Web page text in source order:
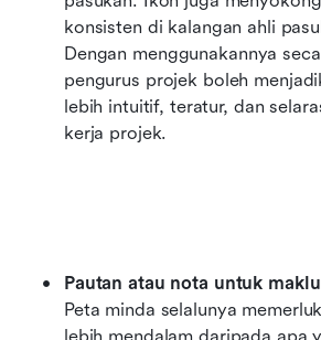
konsisten di kalangan ahli
Dengan menggunakannya
pengurus projek boleh
lebih intuitif, teratur, dan
kerja projek.
Pautan atau nota untuk
Peta minda selalunya